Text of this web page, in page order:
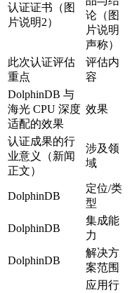
认证证书（图
片说明2）
论（图
片说明
声称）
此次认证评估
重点
评估内
容
DolphinDB 与
海光 CPU 深度
适配的效果
效果
认证成果的行
业意义（新闻
正文）
涉及领
域
DolphinDB
定位/类
型
DolphinDB
集成能
力
DolphinDB
解决方
案范围
应用行